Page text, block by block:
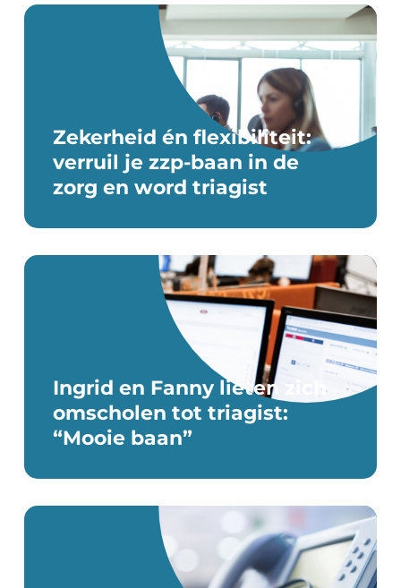
Zekerheid én flexibiliteit:
verruil je zzp-baan in de
zorg en word triagist
Ingrid en Fanny lieten zich
omscholen tot triagist:
“Mooie baan”